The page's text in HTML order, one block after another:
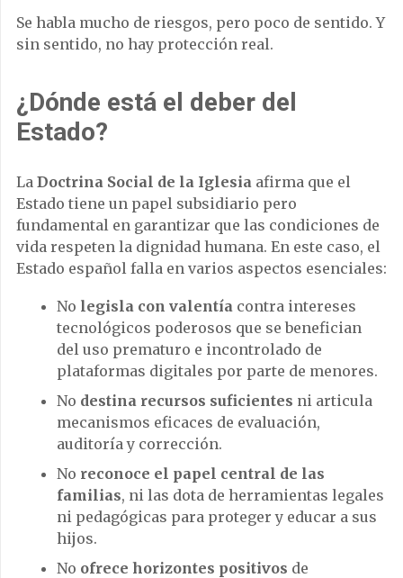
Se habla mucho de riesgos, pero poco de sentido. Y
sin sentido, no hay protección real.
¿Dónde está el deber del
Estado?
La Doctrina Social de la Iglesia afirma que el
Estado tiene un papel subsidiario pero
fundamental en garantizar que las condiciones de
vida respeten la dignidad humana. En este caso, el
Estado español falla en varios aspectos esenciales:
No legisla con valentía contra intereses
tecnológicos poderosos que se benefician
del uso prematuro e incontrolado de
plataformas digitales por parte de menores.
No destina recursos suficientes ni articula
mecanismos eficaces de evaluación,
auditoría y corrección.
No reconoce el papel central de las
familias, ni las dota de herramientas legales
ni pedagógicas para proteger y educar a sus
hijos.
No ofrece horizontes positivos de